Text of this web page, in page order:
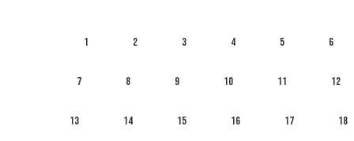
1 2 3 4 5 6
7 8 9 10 11 12
13 14 15 16 17 18